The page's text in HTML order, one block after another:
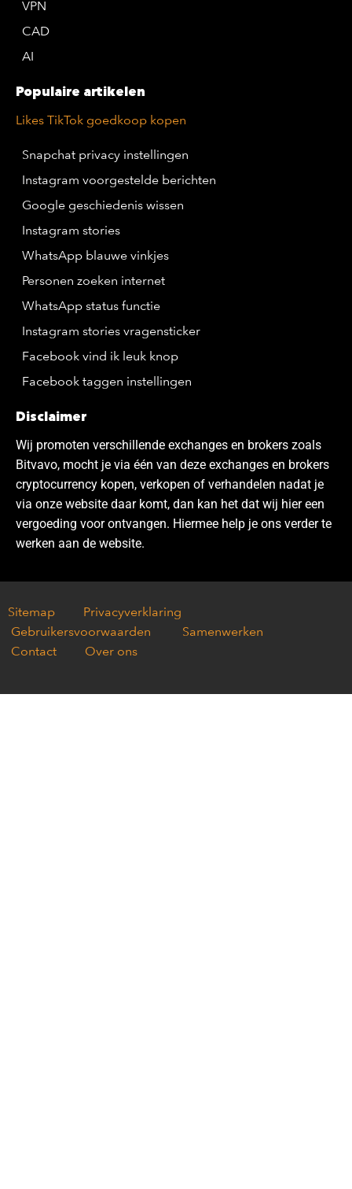
VPN
CAD
AI
Populaire artikelen
Likes TikTok goedkoop kopen
Snapchat privacy instellingen
Instagram voorgestelde berichten
Google geschiedenis wissen
Instagram stories
WhatsApp blauwe vinkjes
Personen zoeken internet
WhatsApp status functie
Instagram stories vragensticker
Facebook vind ik leuk knop
Facebook taggen instellingen
Disclaimer
Wij promoten verschillende exchanges en brokers zoals
Bitvavo, mocht je via één van deze exchanges en brokers
cryptocurrency kopen, verkopen of verhandelen nadat je
via onze website daar komt, dan kan het dat wij hier een
vergoeding voor ontvangen. Hiermee help je ons verder te
werken aan de website.
Sitemap
Privacyverklaring
Gebruikersvoorwaarden
Samenwerken
Contact
Over ons